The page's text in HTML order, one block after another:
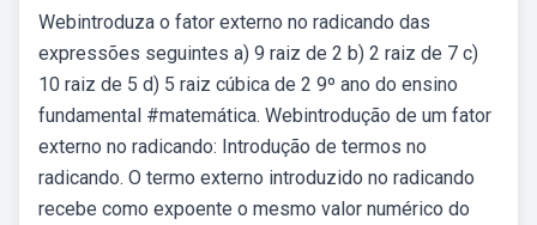
Webintroduza o fator externo no radicando das
expressões seguintes a) 9 raiz de 2 b) 2 raiz de 7 c)
10 raiz de 5 d) 5 raiz cúbica de 2 9º ano do ensino
fundamental #matemática. Webintrodução de um fator
externo no radicando: Introdução de termos no
radicando. O termo externo introduzido no radicando
recebe como expoente o mesmo valor numérico do